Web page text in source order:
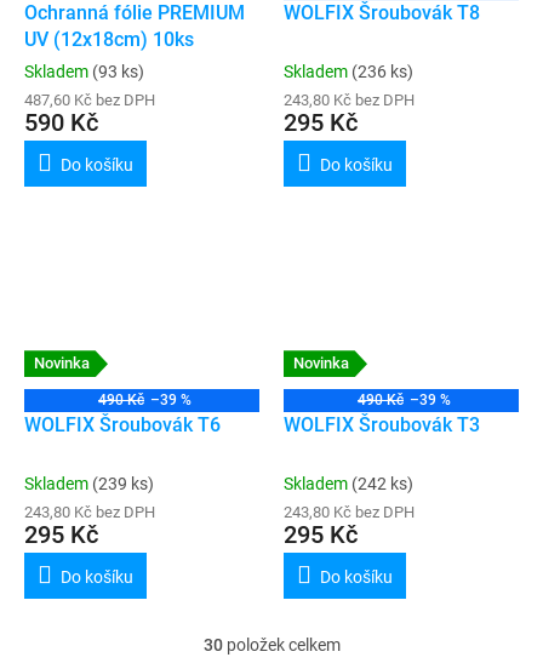
Ochranná fólie PREMIUM
UV (12x18cm) 10ks
Skladem (93 ks)
487,60 Kč bez DPH
590 Kč
Do košíku
WOLFIX Šroubovák T8
Skladem (236 ks)
243,80 Kč bez DPH
295 Kč
Do košíku
Novinka
490 Kč –39 %
WOLFIX Šroubovák T6
Skladem (239 ks)
243,80 Kč bez DPH
295 Kč
Do košíku
Novinka
490 Kč –39 %
WOLFIX Šroubovák T3
Skladem (242 ks)
243,80 Kč bez DPH
295 Kč
Do košíku
O
30položek celkem